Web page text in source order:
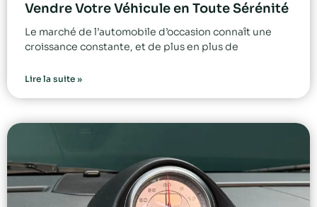
Vendre Votre Véhicule en Toute Sérénité
Le marché de l’automobile d’occasion connaît une
croissance constante, et de plus en plus de
Lire la suite »